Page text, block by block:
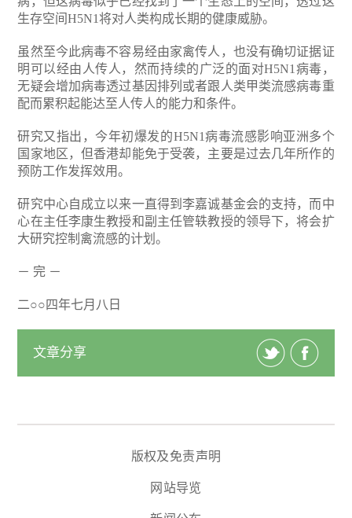
生存空间H5N1将对人类构成长期的健康威胁。
虽然至今此病毒不容易经由家禽传人，也没有确切证据证
明可以经由人传人，然而持续的广泛的面对H5N1病毒，
无疑会增加病毒透过基因排列或者跟人类甲类流感病毒重
配而累积起能达至人传人的能力和条件。
研究又指出，今年初爆发的H5N1病毒流感影响亚洲多个
国家地区，但香港却能免于受袭，主要是过去几年所作的
预防工作发挥效用。
研究中心自成立以来一直得到李嘉诚基金会的支持，而中
心在主任李康生教授和副主任管轶教授的领导下，将会扩
大研究控制禽流感的计划。
－ 完 －
二○○四年七月八日
文章分享
版权及免责声明
网站导览